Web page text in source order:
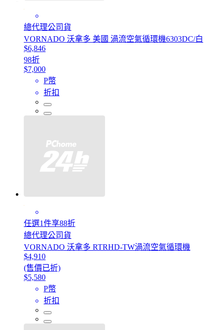
總代理公司貨
VORNADO 沃拿多 美國 渦流空氣循環機6303DC/白
$6,846
98折
$7,000
P幣
折扣
任選1件享88折
總代理公司貨
VORNADO 沃拿多 RTRHD-TW渦流空氣循環機
$4,910
(售價已折)
$5,580
P幣
折扣